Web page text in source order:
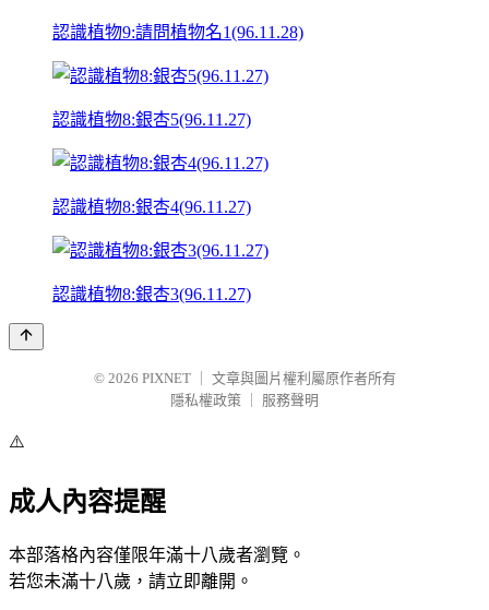
認識植物9:請問植物名1(96.11.28)
認識植物8:銀杏5(96.11.27)
認識植物8:銀杏4(96.11.27)
認識植物8:銀杏3(96.11.27)
© 2026 PIXNET
文章與圖片權利屬原作者所有
隱私權政策
服務聲明
⚠️
成人內容提醒
本部落格內容僅限年滿十八歲者瀏覽。
若您未滿十八歲，請立即離開。